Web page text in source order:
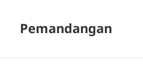
Pemandangan